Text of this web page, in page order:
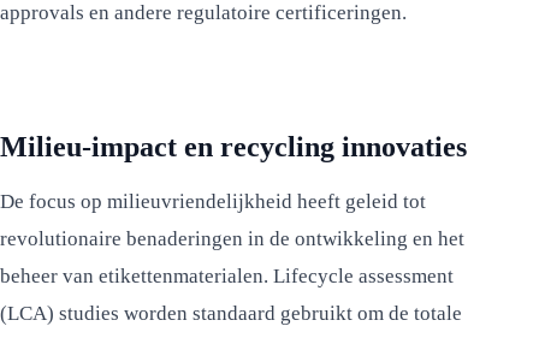
approvals en andere regulatoire certificeringen.
Milieu-impact en recycling innovaties
De focus op milieuvriendelijkheid heeft geleid tot
revolutionaire benaderingen in de ontwikkeling en het
beheer van etikettenmaterialen. Lifecycle assessment
(LCA) studies worden standaard gebruikt om de totale